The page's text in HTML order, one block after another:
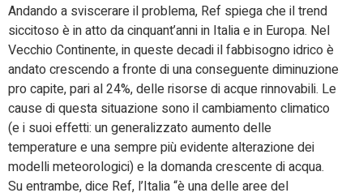
Andando a sviscerare il problema, Ref spiega che il trend
siccitoso è in atto da cinquant’anni in Italia e in Europa. Nel
Vecchio Continente, in queste decadi il fabbisogno idrico è
andato crescendo a fronte di una conseguente diminuzione
pro capite, pari al 24%, delle risorse di acque rinnovabili. Le
cause di questa situazione sono il cambiamento climatico
(e i suoi effetti: un generalizzato aumento delle
temperature e una sempre più evidente alterazione dei
modelli meteorologici) e la domanda crescente di acqua.
Su entrambe, dice Ref, l’Italia “è una delle aree del